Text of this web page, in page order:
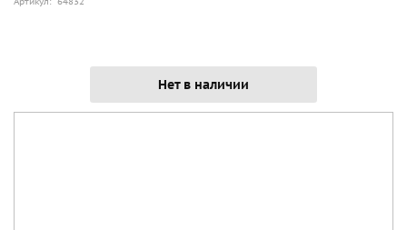
Нет в наличии